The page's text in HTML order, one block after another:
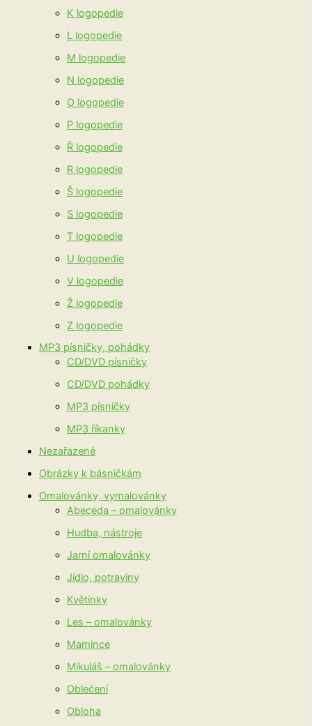
K logopedie
L logopedie
M logopedie
N logopedie
O logopedie
P logopedie
Ř logopedie
R logopedie
Š logopedie
S logopedie
T logopedie
U logopedie
V logopedie
Ž logopedie
Z logopedie
MP3 písničky, pohádky
CD/DVD písničky
CD/DVD pohádky
MP3 písničky
MP3 říkanky
Nezařazené
Obrázky k básničkám
Omalovánky, vymalovánky
Abeceda – omalovánky
Hudba, nástroje
Jarní omalovánky
Jídlo, potraviny
Květinky
Les – omalovánky
Mamince
Mikuláš – omalovánky
Oblečení
Obloha